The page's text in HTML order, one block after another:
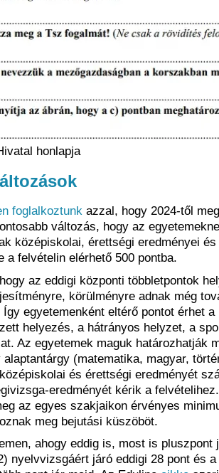
honlapja
foglalkoztunk azzal, hogy 2024-től
változás, hogy az
középiskolai, érettségi eredményei
a felvételin elérhető 500 pontba.
az eddigi központi többletpontok
körülményre adnak még
egyetemenként eltérő pontot érhet
helyezés, a hátrányos helyzet, a
Az egyetemek maguk határozhatják
(matematika, magyar,
és érettségi eredményét
eredményét kérik a
az egyes szakjaikon érvényes
meg bejutási küszöböt.
ahogy eddig is, most is
nyelvvizsgáért járó eddigi 28 pont és